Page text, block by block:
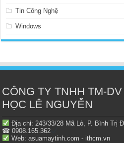
Tin Công Nghệ
Windows
CÔNG TY TNHH TM-
HỌC LÊ NGUYỄN
Địa chỉ: 243/33/28 Mã Lò, P. Bình Trị
☎ 0908.165.362
Web: asuamaytinh.com - ithcm.vn